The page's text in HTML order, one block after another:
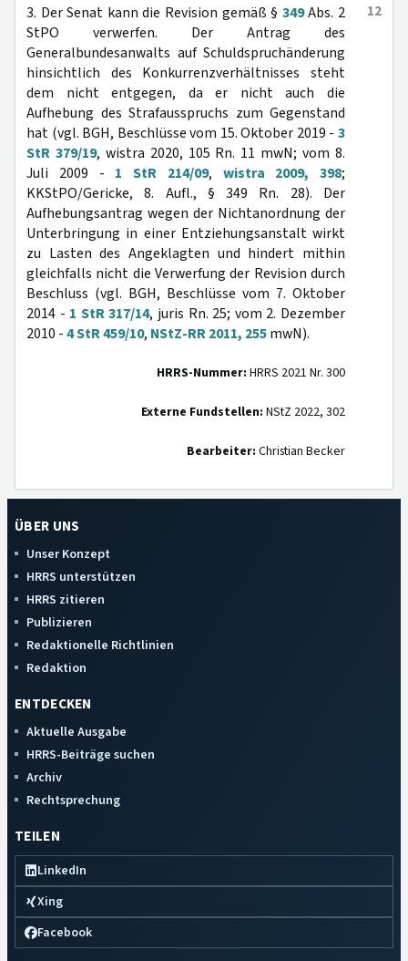
12
3. Der Senat kann die Revision gemäß § 349Abs. 2
StPO verwerfen. Der Antrag des
Generalbundesanwalts auf Schuldspruchänderung
hinsichtlich des Konkurrenzverhältnisses steht
dem nicht entgegen, da er nicht auch die
Aufhebung des Strafausspruchs zum Gegenstand
hat (vgl. BGH, Beschlüsse vom 15. Oktober 2019 - 3
StR 379/19, wistra 2020, 105 Rn. 11 mwN; vom 8.
Juli 2009 - 1 StR 214/09, wistra 2009, 398;
KKStPO/Gericke, 8. Aufl., § 349 Rn. 28). Der
Aufhebungsantrag wegen der Nichtanordnung der
Unterbringung in einer Entziehungsanstalt wirkt
zu Lasten des Angeklagten und hindert mithin
gleichfalls nicht die Verwerfung der Revision durch
Beschluss (vgl. BGH, Beschlüsse vom 7. Oktober
2014 - 1 StR 317/14, juris Rn. 25; vom 2. Dezember
2010 -4 StR 459/10, NStZ-RR 2011, 255mwN).
HRRS-Nummer: HRRS 2021 Nr. 300
Externe Fundstellen: NStZ 2022, 302
Bearbeiter: Christian Becker
ÜBER UNS
Unser Konzept
HRRS unterstützen
HRRS zitieren
Publizieren
Redaktionelle Richtlinien
Redaktion
ENTDECKEN
Aktuelle Ausgabe
HRRS-Beiträge suchen
Archiv
Rechtsprechung
TEILEN
LinkedIn
Xing
Facebook